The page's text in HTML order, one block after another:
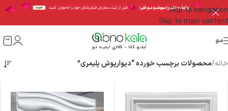
Skip to navigation
Skip to main content
منو
خانه/محصولات برچسب خورده “دیوارپوش پلیمری”